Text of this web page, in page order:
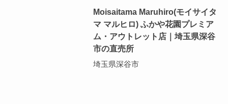
Moisaitama Maruhiro(モイサイタ
マ マルヒロ) ふかや花園プレミア
ム・アウトレット店｜埼玉県深谷
市の直売所
埼玉県深谷市